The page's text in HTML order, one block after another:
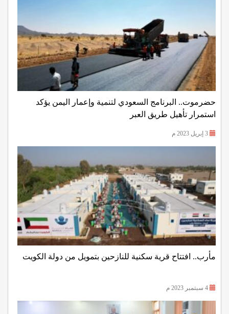
حضرموت.. البرنامج السعودي لتنمية وإعمار اليمن يؤكد
استمرار تأهيل طريق العبر
مأرب.. افتتاح قرية سكنية للنازحين بتمويل من دولة الكويت